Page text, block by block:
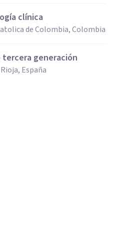
clínica
de Colombia, Colombia
generación
España